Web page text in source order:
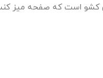
کشو است که صفحه